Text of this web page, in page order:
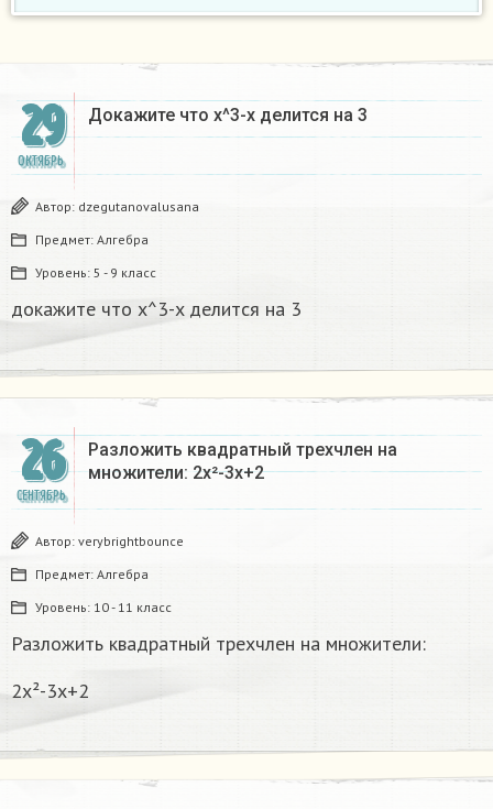
29
ОКТЯБРЬ
Докажите что x^3-x делится на 3​
Автор: dzegutanovalusana
Предмет: Алгебра
Уровень: 5 - 9 класс
докажите что x^3-x делится на 3​
26
СЕНТЯБРЬ
Разложить квадратный трехчлен на
множители: 2x²-3x+2
Автор: verybrightbounce
Предмет: Алгебра
Уровень: 10 - 11 класс
Разложить квадратный трехчлен на множители:
2x²-3x+2